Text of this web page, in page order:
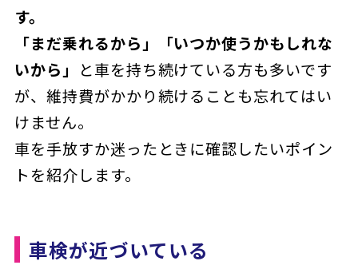
す。
「まだ乗れるから」「いつか使うかもしれな
いから」
と車を持ち続けている方も多いです
が、維持費がかかり続けることも忘れてはい
けません。
車を手放すか迷ったときに確認したいポイン
トを紹介します。
車検が近づいている